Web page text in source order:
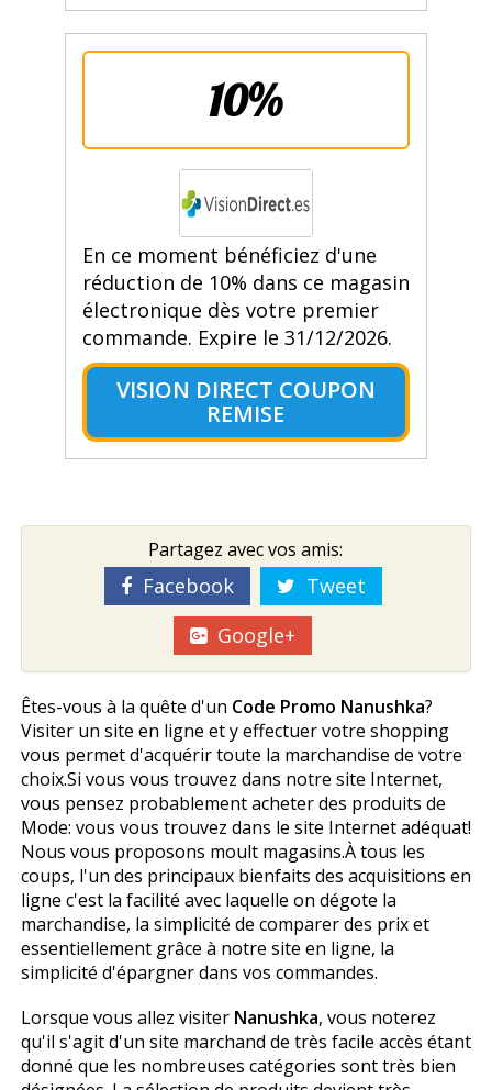
10%
En ce moment bénéficiez d'une
réduction de 10% dans ce magasin
électronique dès votre premier
commande. Expire le 31/12/2026.
VISION DIRECT COUPON
REMISE
Partagez avec vos amis:
Facebook
Tweet
Google+
Êtes-vous à la quête d'un Code Promo Nanushka?
Visiter un site en ligne et y effectuer votre shopping
vous permet d'acquérir toute la marchandise de votre
choix.Si vous vous trouvez dans notre site Internet,
vous pensez probablement acheter des produits de
Mode: vous vous trouvez dans le site Internet adéquat!
Nous vous proposons moult magasins.À tous les
coups, l'un des principaux bienfaits des acquisitions en
ligne c'est la facilité avec laquelle on dégote la
marchandise, la simplicité de comparer des prix et
essentiellement grâce à notre site en ligne, la
simplicité d'épargner dans vos commandes.
Lorsque vous allez visiter Nanushka, vous noterez
qu'il s'agit d'un site marchand de très facile accès étant
donné que les nombreuses catégories sont très bien